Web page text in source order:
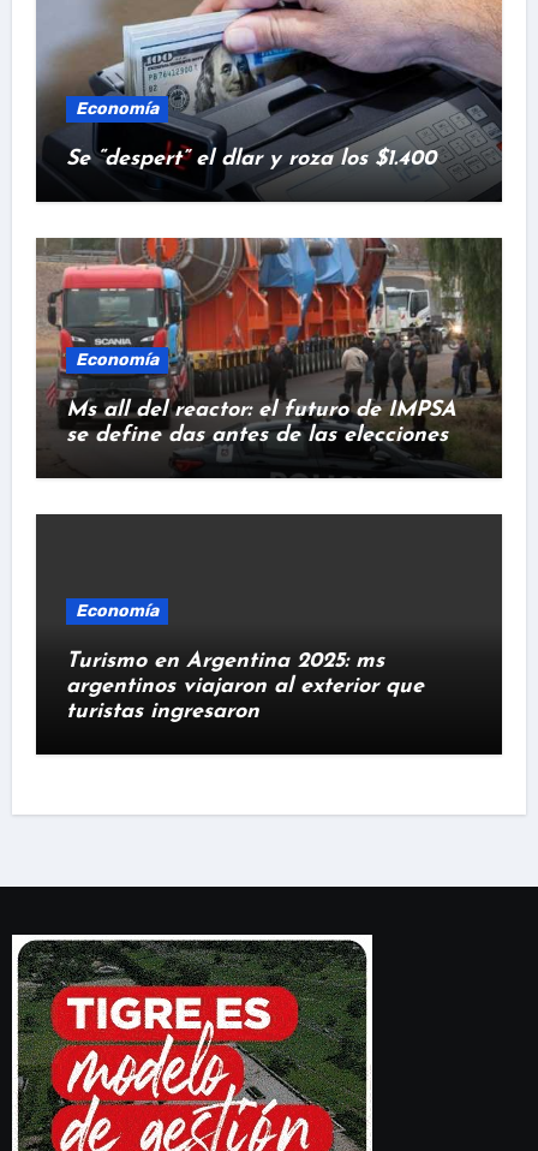
Economía
Se “despert” el dlar y roza los $1.400
Economía
Ms all del reactor: el futuro de IMPSA
se define das antes de las elecciones
Economía
Turismo en Argentina 2025: ms
argentinos viajaron al exterior que
turistas ingresaron